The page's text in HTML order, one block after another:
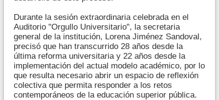
Durante la sesión extraordinaria celebrada en el
Auditorio "Orgullo Universitario", la secretaria
general de la institución, Lorena Jiménez Sandoval,
precisó que han transcurrido 28 años desde la
última reforma universitaria y 22 años desde la
implementación del actual modelo académico, por lo
que resulta necesario abrir un espacio de reflexión
colectiva que permita responder a los retos
contemporáneos de la educación superior pública.